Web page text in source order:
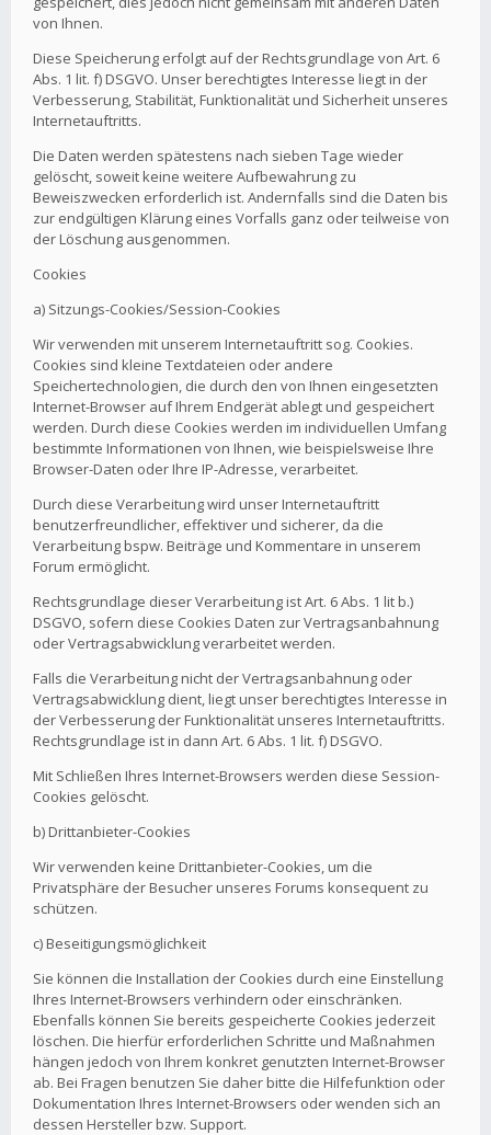
von Ihnen.
Diese Speicherung erfolgt auf der Rechtsgrundlage von Art. 6
Abs. 1 lit. f) DSGVO. Unser berechtigtes Interesse liegt in der
Verbesserung, Stabilität, Funktionalität und Sicherheit unseres
Internetauftritts.
Die Daten werden spätestens nach sieben Tage wieder
gelöscht, soweit keine weitere Aufbewahrung zu
Beweiszwecken erforderlich ist. Andernfalls sind die Daten bis
zur endgültigen Klärung eines Vorfalls ganz oder teilweise von
der Löschung ausgenommen.
Cookies
a) Sitzungs-Cookies/Session-Cookies
Wir verwenden mit unserem Internetauftritt sog. Cookies.
Cookies sind kleine Textdateien oder andere
Speichertechnologien, die durch den von Ihnen eingesetzten
Internet-Browser auf Ihrem Endgerät ablegt und gespeichert
werden. Durch diese Cookies werden im individuellen Umfang
bestimmte Informationen von Ihnen, wie beispielsweise Ihre
Browser-Daten oder Ihre IP-Adresse, verarbeitet.
Durch diese Verarbeitung wird unser Internetauftritt
benutzerfreundlicher, effektiver und sicherer, da die
Verarbeitung bspw. Beiträge und Kommentare in unserem
Forum ermöglicht.
Rechtsgrundlage dieser Verarbeitung ist Art. 6 Abs. 1 lit b.)
DSGVO, sofern diese Cookies Daten zur Vertragsanbahnung
oder Vertragsabwicklung verarbeitet werden.
Falls die Verarbeitung nicht der Vertragsanbahnung oder
Vertragsabwicklung dient, liegt unser berechtigtes Interesse in
der Verbesserung der Funktionalität unseres Internetauftritts.
Rechtsgrundlage ist in dann Art. 6 Abs. 1 lit. f) DSGVO.
Mit Schließen Ihres Internet-Browsers werden diese Session-
Cookies gelöscht.
b) Drittanbieter-Cookies
Wir verwenden keine Drittanbieter-Cookies, um die
Privatsphäre der Besucher unseres Forums konsequent zu
schützen.
c) Beseitigungsmöglichkeit
Sie können die Installation der Cookies durch eine Einstellung
Ihres Internet-Browsers verhindern oder einschränken.
Ebenfalls können Sie bereits gespeicherte Cookies jederzeit
löschen. Die hierfür erforderlichen Schritte und Maßnahmen
hängen jedoch von Ihrem konkret genutzten Internet-Browser
ab. Bei Fragen benutzen Sie daher bitte die Hilfefunktion oder
Dokumentation Ihres Internet-Browsers oder wenden sich an
dessen Hersteller bzw. Support.